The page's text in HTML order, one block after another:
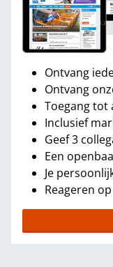
Ontvang
Ontvang
Toegang tot
Inclusief
Geef 3
Een
Je
Reageren